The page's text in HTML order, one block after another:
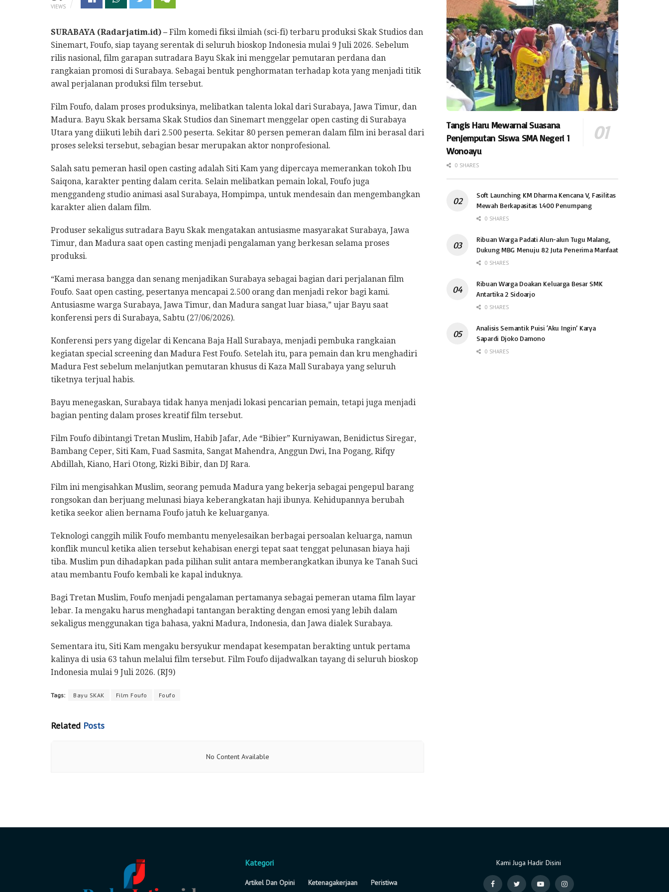
VIEWS
SURABAYA (Radarjatim.id) – Film komedi fiksi ilmiah (sci-fi) terbaru produksi Skak Studios dan
Sinemart, Foufo, siap tayang serentak di seluruh bioskop Indonesia mulai 9 Juli 2026. Sebelum
rilis nasional, film garapan sutradara Bayu Skak ini menggelar pemutaran perdana dan
rangkaian promosi di Surabaya. Sebagai bentuk penghormatan terhadap kota yang menjadi titik
awal perjalanan produksi film tersebut.
Film Foufo, dalam proses produksinya, melibatkan talenta lokal dari Surabaya, Jawa Timur, dan
Madura. Bayu Skak bersama Skak Studios dan Sinemart menggelar open casting di Surabaya
Utara yang diikuti lebih dari 2.500 peserta. Sekitar 80 persen pemeran dalam film ini berasal dari
proses seleksi tersebut, sebagian besar merupakan aktor nonprofesional.
Salah satu pemeran hasil open casting adalah Siti Kam yang dipercaya memerankan tokoh Ibu
Saiqona, karakter penting dalam cerita. Selain melibatkan pemain lokal, Foufo juga
menggandeng studio animasi asal Surabaya, Hompimpa, untuk mendesain dan mengembangkan
karakter alien dalam film.
Produser sekaligus sutradara Bayu Skak mengatakan antusiasme masyarakat Surabaya, Jawa
Timur, dan Madura saat open casting menjadi pengalaman yang berkesan selama proses
produksi.
“Kami merasa bangga dan senang menjadikan Surabaya sebagai bagian dari perjalanan film
Foufo. Saat open casting, pesertanya mencapai 2.500 orang dan menjadi rekor bagi kami.
Antusiasme warga Surabaya, Jawa Timur, dan Madura sangat luar biasa,” ujar Bayu saat
konferensi pers di Surabaya, Sabtu (27/06/2026).
Konferensi pers yang digelar di Kencana Baja Hall Surabaya, menjadi pembuka rangkaian
kegiatan special screening dan Madura Fest Foufo. Setelah itu, para pemain dan kru menghadiri
Madura Fest sebelum melanjutkan pemutaran khusus di Kaza Mall Surabaya yang seluruh
tiketnya terjual habis.
Bayu menegaskan, Surabaya tidak hanya menjadi lokasi pencarian pemain, tetapi juga menjadi
bagian penting dalam proses kreatif film tersebut.
Film Foufo dibintangi Tretan Muslim, Habib Jafar, Ade “Bibier” Kurniyawan, Benidictus Siregar,
Bambang Ceper, Siti Kam, Fuad Sasmita, Sangat Mahendra, Anggun Dwi, Ina Pogang, Rifqy
Abdillah, Kiano, Hari Otong, Rizki Bibir, dan DJ Rara.
Film ini mengisahkan Muslim, seorang pemuda Madura yang bekerja sebagai pengepul barang
rongsokan dan berjuang melunasi biaya keberangkatan haji ibunya. Kehidupannya berubah
ketika seekor alien bernama Foufo jatuh ke keluarganya.
Teknologi canggih milik Foufo membantu menyelesaikan berbagai persoalan keluarga, namun
konflik muncul ketika alien tersebut kehabisan energi tepat saat tenggat pelunasan biaya haji
tiba. Muslim pun dihadapkan pada pilihan sulit antara memberangkatkan ibunya ke Tanah Suci
atau membantu Foufo kembali ke kapal induknya.
Bagi Tretan Muslim, Foufo menjadi pengalaman pertamanya sebagai pemeran utama film layar
lebar. Ia mengaku harus menghadapi tantangan berakting dengan emosi yang lebih dalam
sekaligus menggunakan tiga bahasa, yakni Madura, Indonesia, dan Jawa dialek Surabaya.
Sementara itu, Siti Kam mengaku bersyukur mendapat kesempatan berakting untuk pertama
kalinya di usia 63 tahun melalui film tersebut. Film Foufo dijadwalkan tayang di seluruh bioskop
Indonesia mulai 9 Juli 2026. (RJ9)
Tags: Bayu SKAK Film Foufo Foufo
Related Posts
No Content Available
Tangis Haru Mewarnai Suasana
Penjemputan Siswa SMA Negeri 1
Wonoayu
0 SHARES
Soft Launching KM Dharma Kencana V, Fasilitas
Mewah Berkapasitas 1.400 Penumpang
0 SHARES
Ribuan Warga Padati Alun-alun Tugu Malang,
Dukung MBG Menuju 82 Juta Penerima Manfaat
0 SHARES
Ribuan Warga Doakan Keluarga Besar SMK
Antartika 2 Sidoarjo
0 SHARES
Analisis Semantik Puisi ‘Aku Ingin’ Karya
Sapardi Djoko Damono
0 SHARES
Kategori
Artikel Dan Opini
Ketenagakerjaan
Peristiwa
Kami Juga Hadir Disini